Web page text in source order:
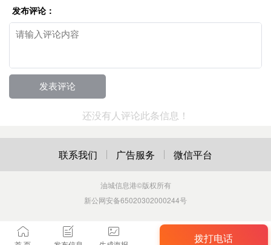
发布评论：
还没有人评论此条信息！
拨打电话
联系我们 广告服务 微信平台
油城信息港©版权所有
新公网安备65020302000244号